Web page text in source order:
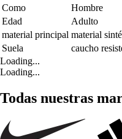
Como
Hombre
Edad
Adulto
material principal material
Suela
caucho
Loading...
Loading...
Todas nuestras